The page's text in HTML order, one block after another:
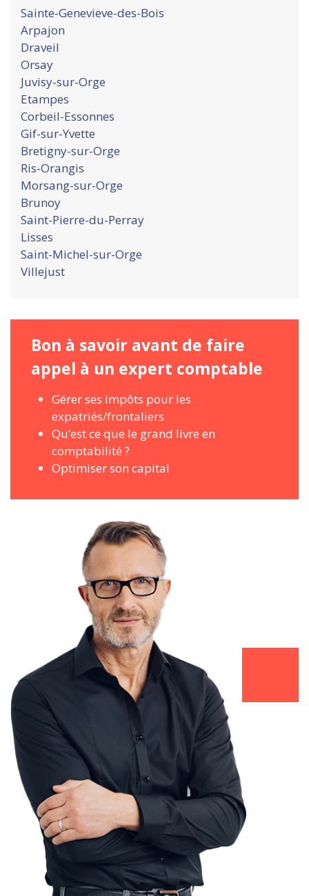
Sainte-Genevieve-des-Bois
Arpajon
Draveil
Orsay
Juvisy-sur-Orge
Etampes
Corbeil-Essonnes
Gif-sur-Yvette
Bretigny-sur-Orge
Ris-Orangis
Morsang-sur-Orge
Brunoy
Saint-Pierre-du-Perray
Lisses
Saint-Michel-sur-Orge
Villejust
Bon à savoir avant de faire
appel à un expert comptable
Gérer ses impôts pour les
expatriés/frontaliers
Qu’est ce que le grand livre en
comptabilité ?
Optimiser son capital